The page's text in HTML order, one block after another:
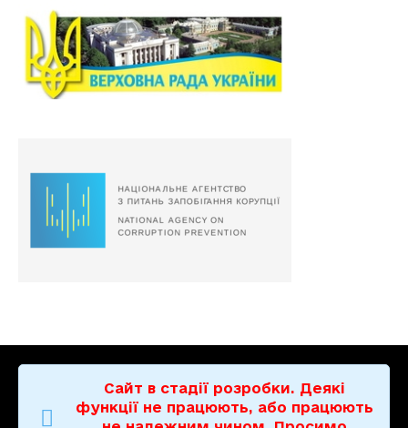
Сайт в стадії розробки. Деякі
функції не працюють, або працюють